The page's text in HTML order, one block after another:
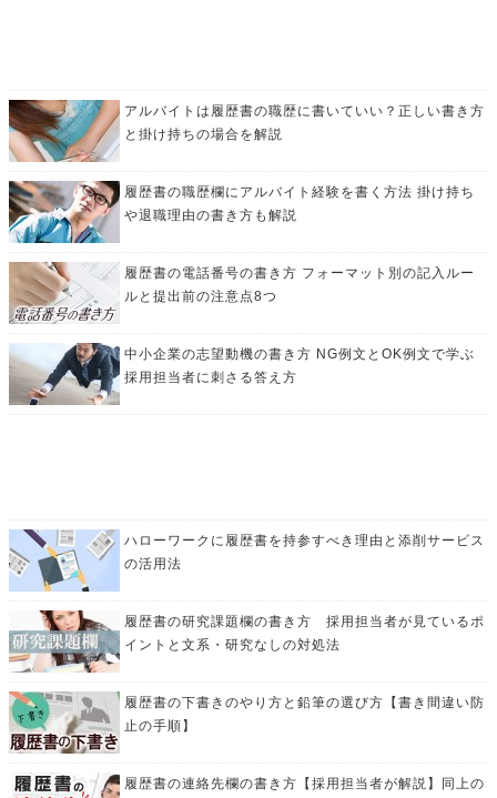
アルバイトは履歴書の職歴に書いていい？正しい書き方
と掛け持ちの場合を解説
履歴書の職歴欄にアルバイト経験を書く方法 掛け持ち
や退職理由の書き方も解説
履歴書の電話番号の書き方 フォーマット別の記入ルー
ルと提出前の注意点8つ
中小企業の志望動機の書き方 NG例文とOK例文で学ぶ
採用担当者に刺さる答え方
ハローワークに履歴書を持参すべき理由と添削サービス
の活用法
履歴書の研究課題欄の書き方 採用担当者が見ているポ
イントと文系・研究なしの対処法
履歴書の下書きのやり方と鉛筆の選び方【書き間違い防
止の手順】
履歴書の連絡先欄の書き方【採用担当者が解説】同上の